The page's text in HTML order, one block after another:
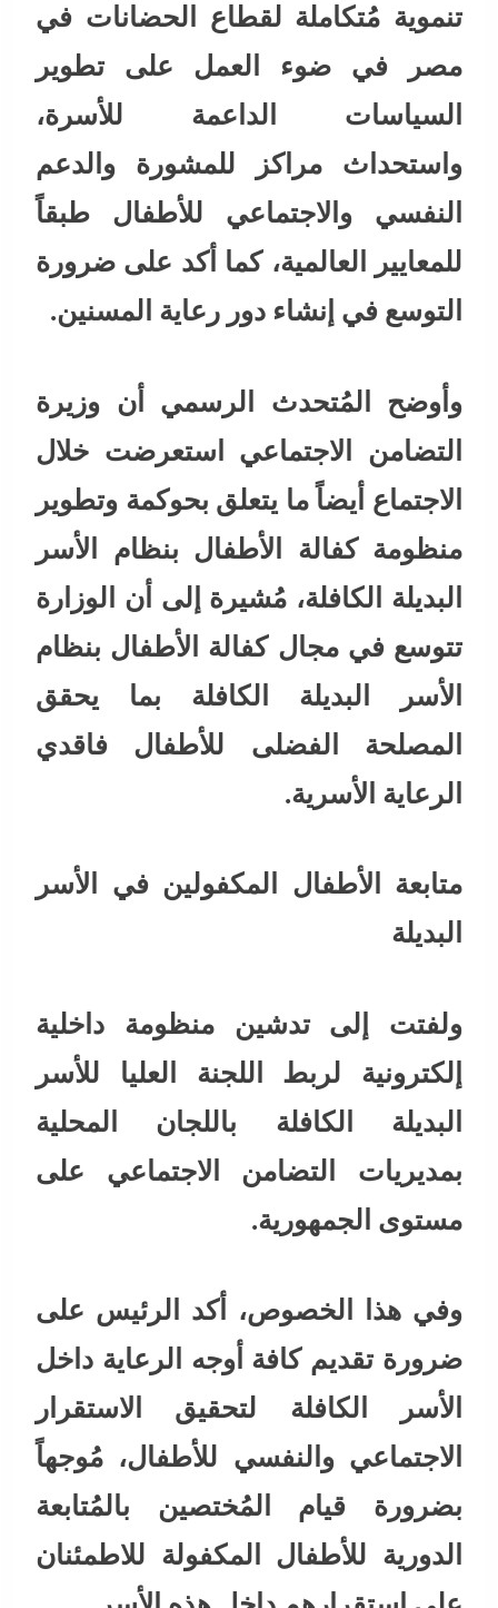
تنموية مُتكاملة لقطاع الحضانات في
مصر في ضوء العمل على تطوير
السياسات الداعمة للأسرة،
واستحداث مراكز للمشورة والدعم
النفسي والاجتماعي للأطفال طبقاً
للمعايير العالمية، كما أكد على ضرورة
التوسع في إنشاء دور رعاية المسنين.
وأوضح المُتحدث الرسمي أن وزيرة
التضامن الاجتماعي استعرضت خلال
الاجتماع أيضاً ما يتعلق بحوكمة وتطوير
منظومة كفالة الأطفال بنظام الأسر
البديلة الكافلة، مُشيرة إلى أن الوزارة
تتوسع في مجال كفالة الأطفال بنظام
الأسر البديلة الكافلة بما يحقق
المصلحة الفضلى للأطفال فاقدي
الرعاية الأسرية.
متابعة الأطفال المكفولين في الأسر
البديلة
ولفتت إلى تدشين منظومة داخلية
إلكترونية لربط اللجنة العليا للأسر
البديلة الكافلة باللجان المحلية
بمديريات التضامن الاجتماعي على
مستوى الجمهورية.
وفي هذا الخصوص، أكد الرئيس على
ضرورة تقديم كافة أوجه الرعاية داخل
الأسر الكافلة لتحقيق الاستقرار
الاجتماعي والنفسي للأطفال، مُوجهاً
بضرورة قيام المُختصين بالمُتابعة
الدورية للأطفال المكفولة للاطمئنان